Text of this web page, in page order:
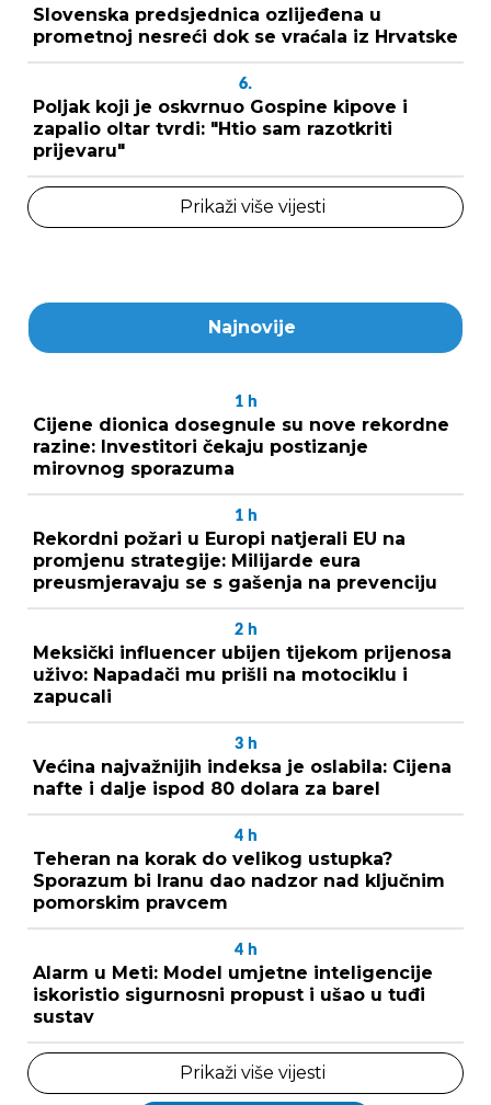
Slovenska predsjednica ozlijeđena u
prometnoj nesreći dok se vraćala iz Hrvatske
6.
Poljak koji je oskvrnuo Gospine kipove i
zapalio oltar tvrdi: "Htio sam razotkriti
prijevaru"
Prikaži više vijesti
Najnovije
1 h
Cijene dionica dosegnule su nove rekordne
razine: Investitori čekaju postizanje
mirovnog sporazuma
1 h
Rekordni požari u Europi natjerali EU na
promjenu strategije: Milijarde eura
preusmjeravaju se s gašenja na prevenciju
2 h
Meksički influencer ubijen tijekom prijenosa
uživo: Napadači mu prišli na motociklu i
zapucali
3 h
Većina najvažnijih indeksa je oslabila: Cijena
nafte i dalje ispod 80 dolara za barel
4 h
Teheran na korak do velikog ustupka?
Sporazum bi Iranu dao nadzor nad ključnim
pomorskim pravcem
4 h
Alarm u Meti: Model umjetne inteligencije
iskoristio sigurnosni propust i ušao u tuđi
sustav
Prikaži više vijesti